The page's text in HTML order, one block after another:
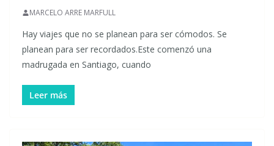
MARCELO ARRE MARFULL
Hay viajes que no se planean para ser cómodos. Se
planean para ser recordados.Este comenzó una
madrugada en Santiago, cuando
Leer más